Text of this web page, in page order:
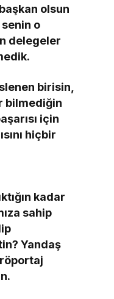
olsun
o
delegeler
birisin,
bilmediğin
için
hiçbir
kadar
sahip
Yandaş